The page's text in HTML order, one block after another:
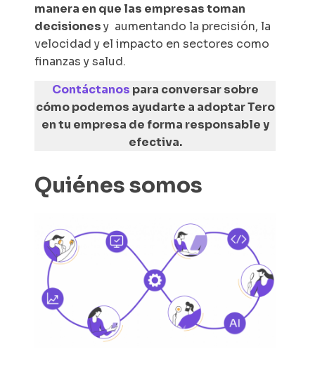
manera en que las empresas toman
decisionesy aumentando la precisión, la
velocidad y el impacto en sectores como
finanzas y salud.
Contáctanos para conversar sobre
cómo podemos ayudarte a adoptar Tero
en tu empresa de forma responsable y
efectiva.
Quiénes somos